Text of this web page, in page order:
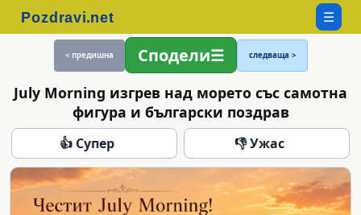
☰
< предишна Сподели следваща >
July Morning изгрев над морето със самотна
фигура и български поздрав
👍 Супер 👎 Ужас